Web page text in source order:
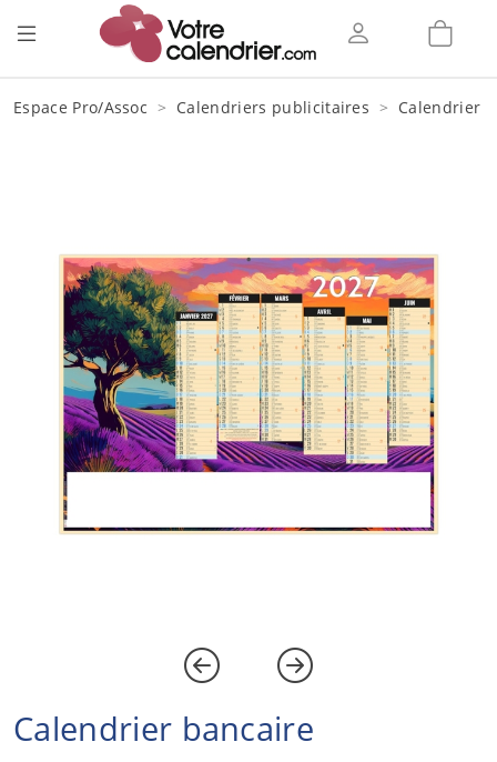
Espace Pro/Assoc Calendriers publicitaires Calendrier
Calendrier bancaire